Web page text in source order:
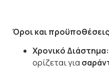
Όροι και
Χρονικό Διάστημα:
ορίζεται για